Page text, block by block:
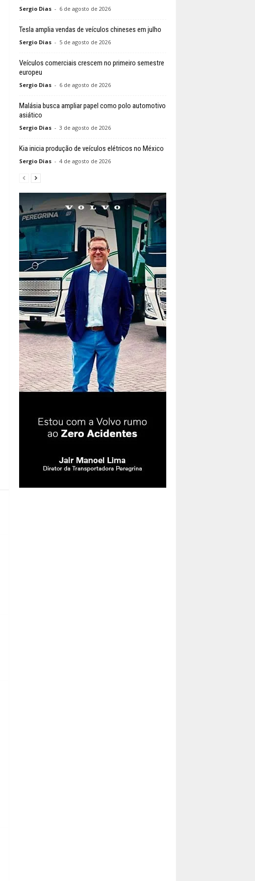
Sergio Dias - 6 de agosto de 2026
Tesla amplia vendas de veículos chineses em julho
Sergio Dias - 5 de agosto de 2026
Veículos comerciais crescem no primeiro semestre
europeu
Sergio Dias - 6 de agosto de 2026
Malásia busca ampliar papel como polo automotivo
asiático
Sergio Dias - 3 de agosto de 2026
Kia inicia produção de veículos elétricos no México
Sergio Dias - 4 de agosto de 2026